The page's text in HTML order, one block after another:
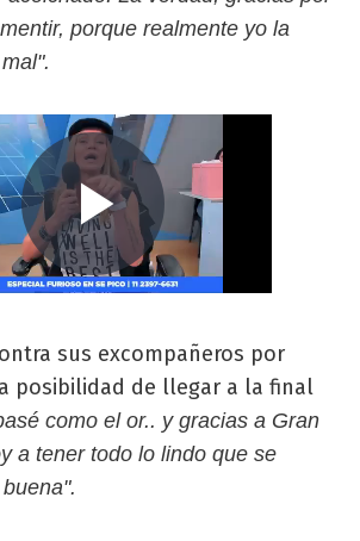
porque realmente yo la
sus excompañeros por
posibilidad de llegar a la final
como el or.. y gracias a Gran
a tener todo lo lindo que se